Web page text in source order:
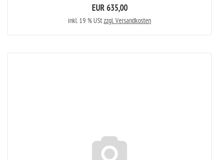
EUR 635,00
inkl. 19 % UStzzgl. Versandkosten